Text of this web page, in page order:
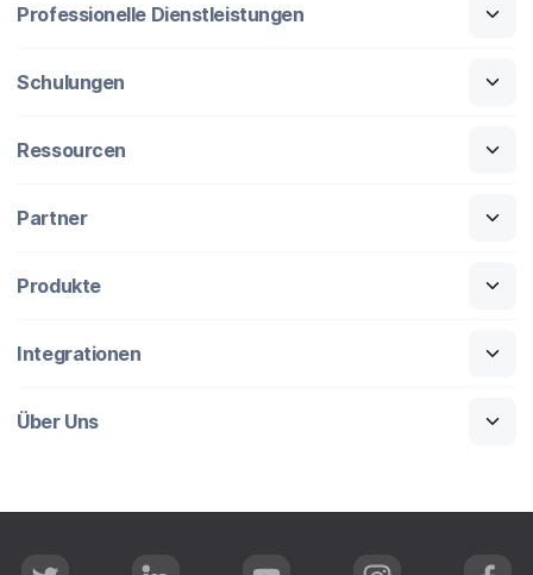
Professionelle Dienstleistungen
Schulungen
Ressourcen
Partner
Produkte
Integrationen
Über Uns